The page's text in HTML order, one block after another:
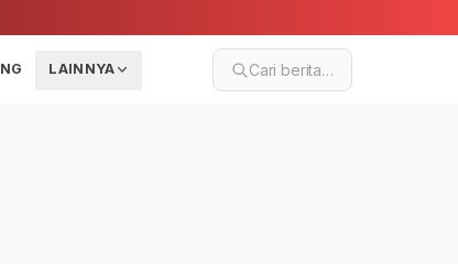
LAINNYA Cari berita…